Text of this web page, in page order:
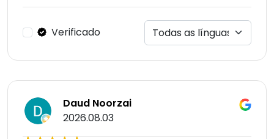
Verificado
Daud Noorzai
2026.08.03